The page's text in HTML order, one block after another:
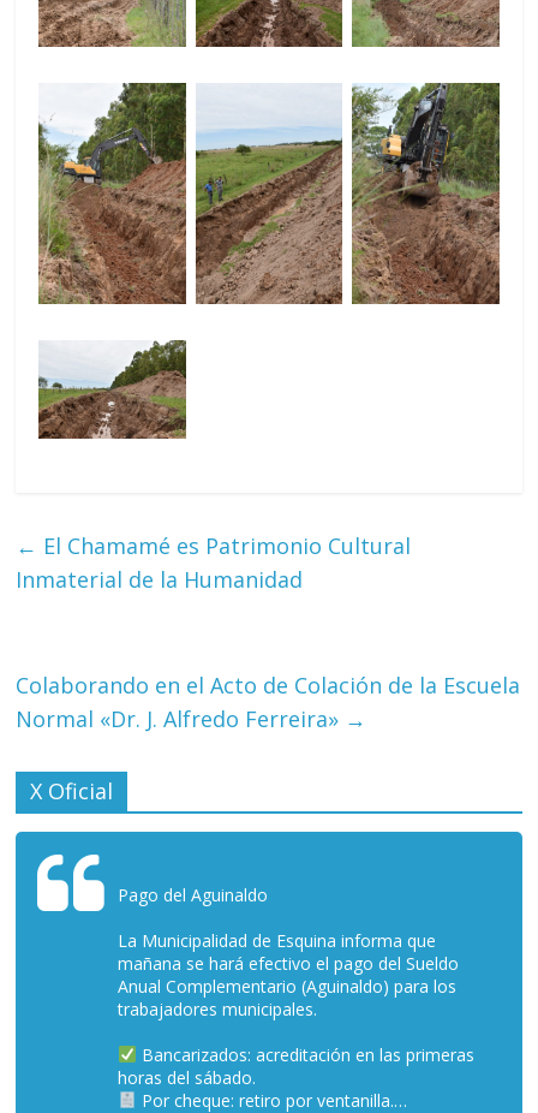
← El Chamamé es Patrimonio Cultural
Inmaterial de la Humanidad
Colaborando en el Acto de Colación de la Escuela
Normal «Dr. J. Alfredo Ferreira» →
X Oficial
Pago del Aguinaldo
La Municipalidad de Esquina informa que
mañana se hará efectivo el pago del Sueldo
Anual Complementario (Aguinaldo) para los
trabajadores municipales.
Bancarizados: acreditación en las primeras
horas del sábado.
Por cheque: retiro por ventanilla.…